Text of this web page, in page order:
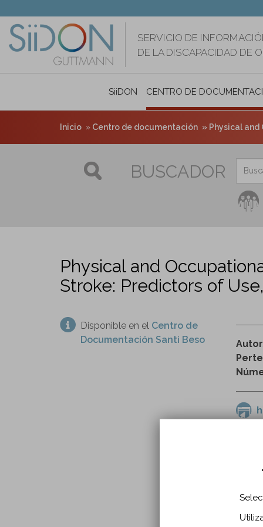
contenido
principal
SERVICIO DE
DE LA DISCAPACIDAD DE
SiiDON CENTRO DE
Inicio Centro de documentación Physical and
BUSCADOR
Physical and
Stroke: Predictors of
Disponible en el Centro de
Documentación Santi Beso